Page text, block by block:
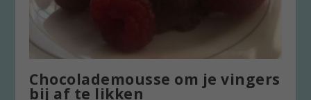
Chocolademousse om je vingers
bij af te likken